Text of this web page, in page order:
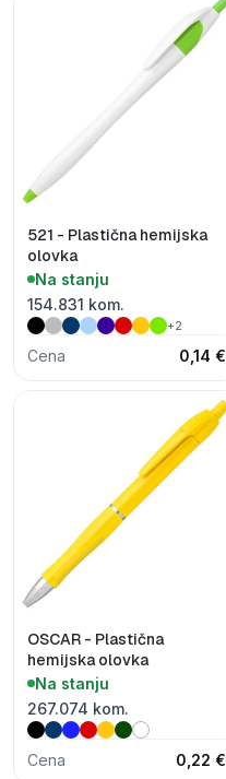
521 - Plastična hemijska
olovka
Na stanju
154.831 kom.
+2
Cena 0,14 €
OSCAR - Plastična
hemijska olovka
Na stanju
267.074 kom.
Cena 0,22 €